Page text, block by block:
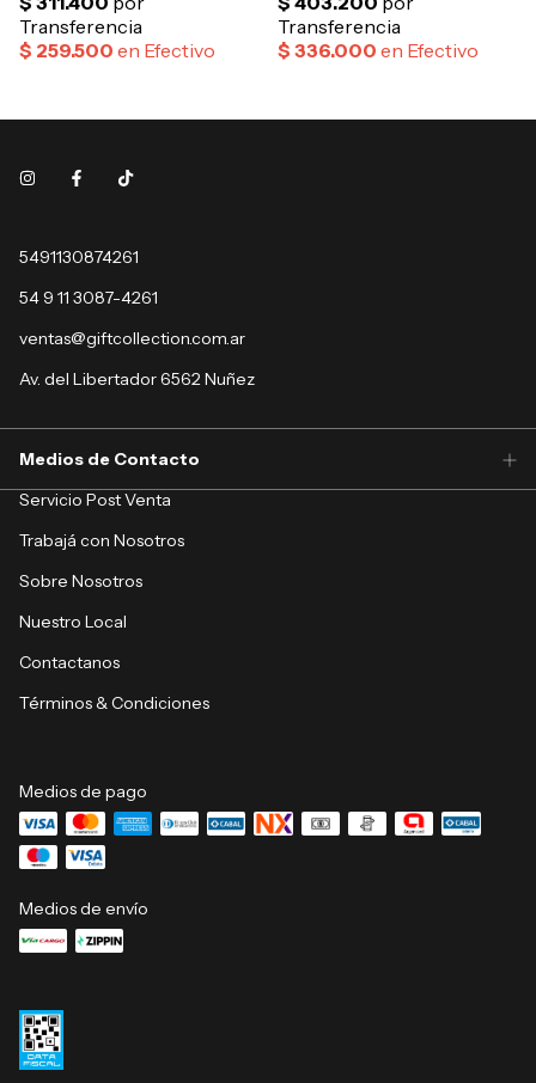
5491130874261
54 9 11 3087-4261
ventas@giftcollection.com.ar
Av. del Libertador 6562 Nuñez
Medios de Contacto
Servicio Post Venta
Trabajá con Nosotros
Sobre Nosotros
Nuestro Local
Contactanos
Términos & Condiciones
Medios de pago
Medios de envío